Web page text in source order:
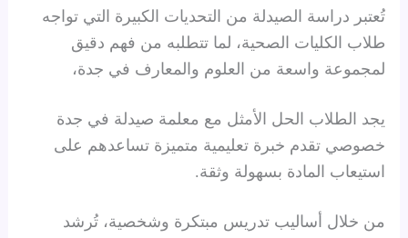
تُعتبر دراسة الصيدلة من التحديات الكبيرة التي تواجه
طلاب الكليات الصحية، لما تتطلبه من فهم دقيق
لمجموعة واسعة من العلوم والمعارف في جدة،
يجد الطلاب الحل الأمثل مع معلمة صيدلة في جدة
خصوصي تقدم خبرة تعليمية متميزة تساعدهم على
استيعاب المادة بسهولة وثقة.
من خلال أساليب تدريس مبتكرة وشخصية، تُرشد